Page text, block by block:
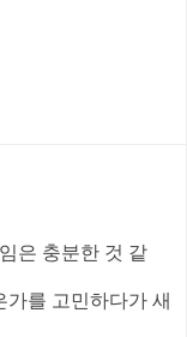
은 충분한 것 같
가를 고민하다가 새